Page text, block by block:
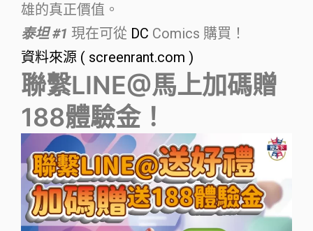
雄的真正價值。
泰坦 #1 現在可從 DC Comics 購買！
資料來源 ( screenrant.com )
聯繫LINE@馬上加碼贈
188體驗金！